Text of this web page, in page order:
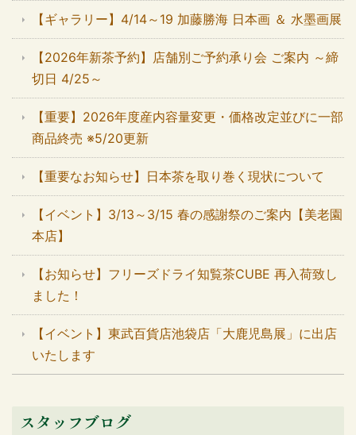
【ギャラリー】4/14～19 加藤勝海 日本画 ＆ 水墨画展
【2026年新茶予約】店舗別ご予約承り会 ご案内 ～締
切日 4/25～
【重要】2026年度産内容量変更・価格改定並びに一部
商品終売 ※5/20更新
【重要なお知らせ】日本茶を取り巻く現状について
【イベント】3/13～3/15 春の感謝祭のご案内【美老園
本店】
【お知らせ】フリーズドライ知覧茶CUBE 再入荷致し
ました！
【イベント】東武百貨店池袋店「大鹿児島展」に出店
いたします
スタッフブログ